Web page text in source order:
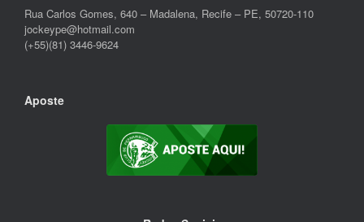
Rua Carlos Gomes, 640 – Madalena, Recife – PE, 50720-110
jockeype@hotmail.com
(+55)(81) 3446-9624
Aposte